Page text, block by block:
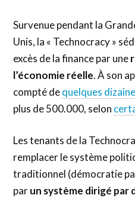
Survenue pendant la
Unis, la « Technocracy »
excès de la finance par une
l’économie réelle. À son
compté dequelques
plus de 500.000, selon
Les tenants de la
remplacer le système
traditionnel (démocratie
parun système dirigé par